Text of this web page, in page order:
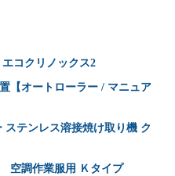
コクリノックス2
【オートローラー / マニュア
ステンレス溶接焼け取り機 ク
空調作業服用 Ｋタイプ